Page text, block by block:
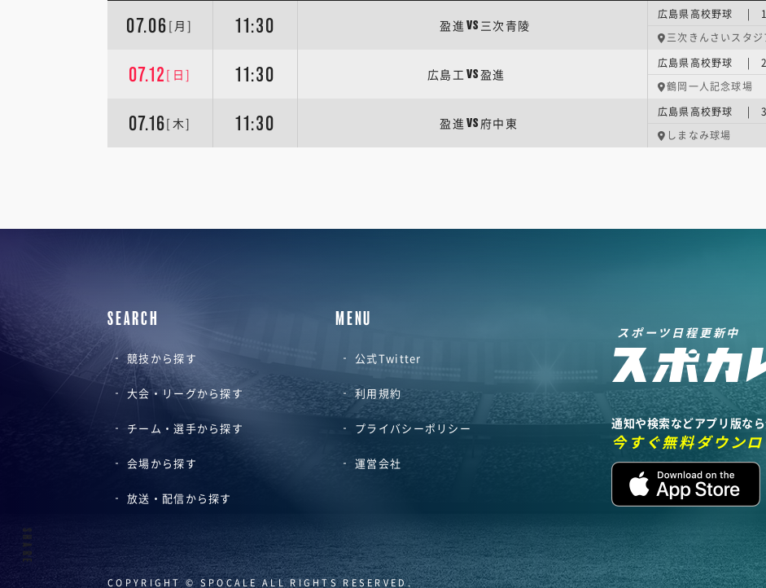
07.06 [月] 11:30 盈進 VS 三次青陵
広島県高校野球 |
三次きんさいスタジ
07.12 [日] 11:30 広島工 VS盈進
広島県高校野球 |
鶴岡一人記念球場
07.16[木] 11:30 盈進 VS 府中東
広島県高校野球 |
しまなみ球場
SEARCH
競技から探す
大会・リーグから探す
チーム・選手から探す
会場から探す
放送・配信から探す
MENU
公式Twitter
利用規約
プライバシーポリシー
運営会社
スポーツ日程更新中
通知や検索などアプリ版な
今すぐ無料ダウン
COPYRIGHT © SPOCALE ALL RIGHTS RESERVED.
SHARE